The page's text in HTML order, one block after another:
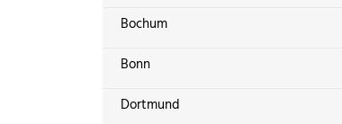
Bochum
Bonn
Dortmund